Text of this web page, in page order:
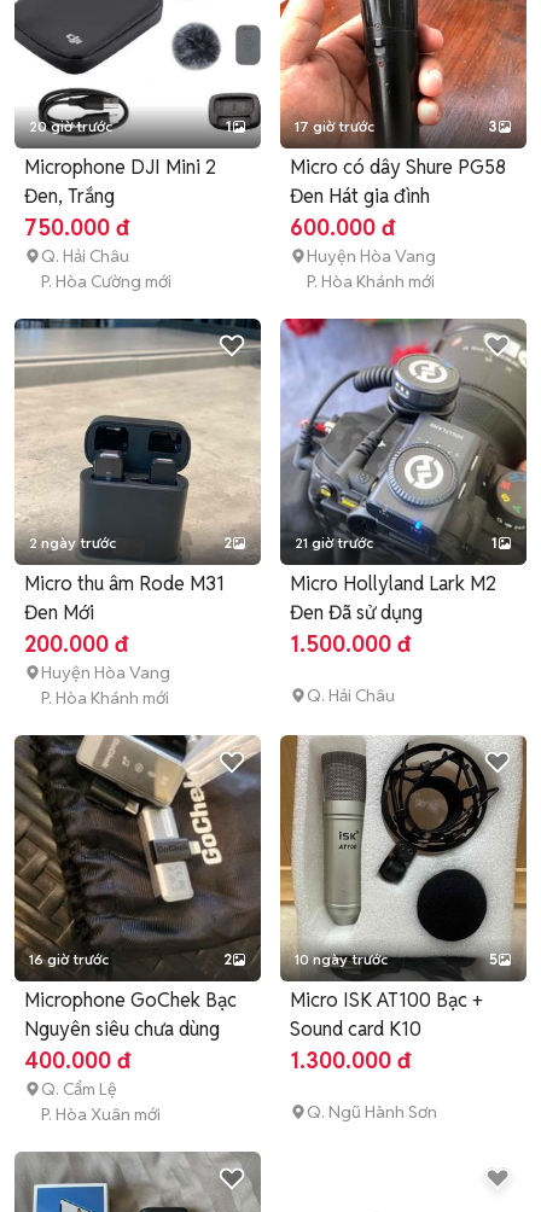
20 giờ trước 1
Microphone DJI Mini 2
Đen, Trắng
750.000 đ
Q. Hải Châu
P. Hòa Cường mới
17 giờ trước 3
Micro có dây Shure PG58
Đen Hát gia đình
600.000 đ
Huyện Hòa Vang
P. Hòa Khánh mới
2 ngày trước 2
Micro thu âm Rode M31
Đen Mới
200.000 đ
Huyện Hòa Vang
P. Hòa Khánh mới
21 giờ trước 1
Micro Hollyland Lark M2
Đen Đã sử dụng
1.500.000 đ
Q. Hải Châu
16 giờ trước 2
Microphone GoChek Bạc
Nguyên siêu chưa dùng
400.000 đ
Q. Cẩm Lệ
P. Hòa Xuân mới
10 ngày trước 5
Micro ISK AT100 Bạc +
Sound card K10
1.300.000 đ
Q. Ngũ Hành Sơn